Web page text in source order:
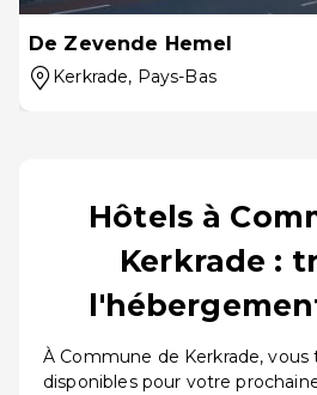
De Zevende Hemel
Kerkrade, Pays-Bas
Hôtels à
Kerkrade :
À Commune de Kerkrade,
disponibles pour votre